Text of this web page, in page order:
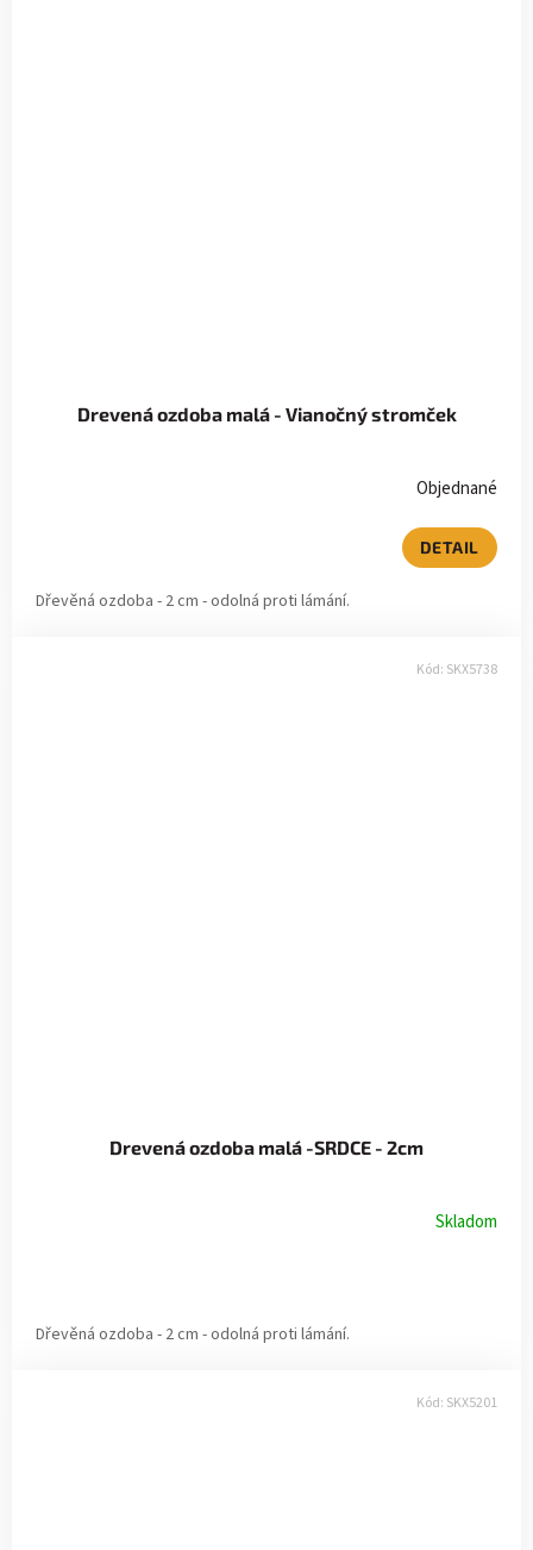
Drevená ozdoba malá - Vianočný stromček
Objednané
DETAIL
Dřevěná ozdoba - 2 cm - odolná proti lámání.
Drevená ozdoba malá -SRDCE - 2cm
Skladom
Dřevěná ozdoba - 2 cm - odolná proti lámání.
Kód: SKX5738
Kód: SKX5201